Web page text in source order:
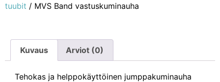
tuubit / MVS Band vastuskuminauha
Kuvaus Arviot (0)
Tehokas ja helppokäyttöinen jumppakuminauha